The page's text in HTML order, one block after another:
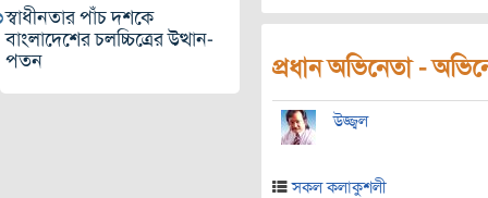
স্বাধীনতার পাঁচ দশকে
বাংলাদেশের চলচ্চিত্রের উত্থান-
পতন
প্রধান অভিনেতা -
উজ্জ্বল
সকল কলাকুশলী